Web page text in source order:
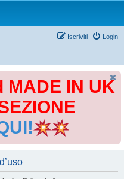
Login
Iscriviti
MADE IN UK